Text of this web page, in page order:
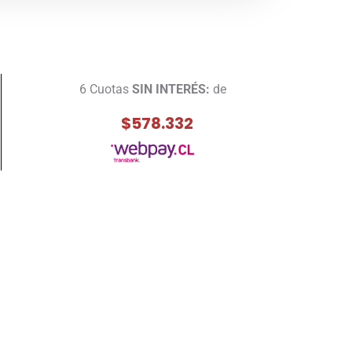
6 Cuotas SIN INTERÉS: de
$578.332